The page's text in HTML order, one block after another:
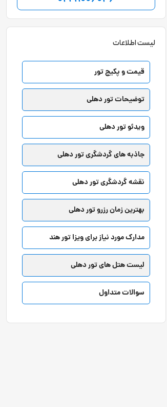
لیست اطلاعات
قیمت و پکیج تور
توضیحات تور دهلی
ویدئو تور دهلی
جاذبه های گردشگری تور دهلی
نقشه گردشگری تور دهلی
بهترین زمان رزرو تور دهلی
مدارک مورد نیاز برای ویزا تور هند
لیست هتل های تور دهلی
سوالات متداول